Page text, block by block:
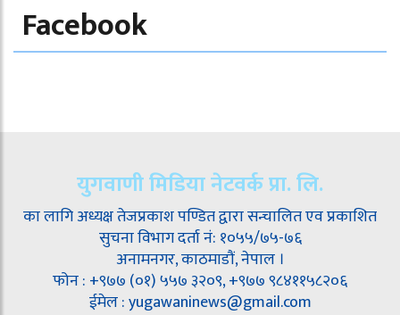
Facebook
युगवाणी मिडिया नेटवर्क प्रा. लि.
का लागि अध्यक्ष तेजप्रकाश पण्डित द्वारा सन्चालित एव प्रकाशित
सुचना विभाग दर्ता नं: १०५५/७५-७६
अनामनगर, काठमाडौं, नेपाल ।
फोन : +९७७ (०१) ५५७ ३२०९, +९७७ ९८४११५८२०६
ईमेल : yugawaninews@gmail.com